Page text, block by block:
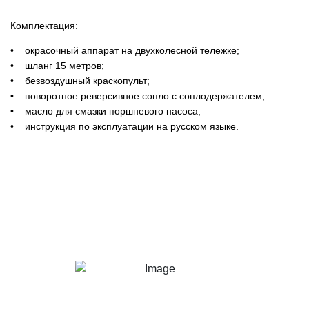
Комплектация:
• окрасочный аппарат на двухколесной тележке;
• шланг 15 метров;
• безвоздушный краскопульт;
• поворотное реверсивное сопло с соплодержателем;
• масло для смазки поршневого насоса;
• инструкция по эксплуатации на русском языке.